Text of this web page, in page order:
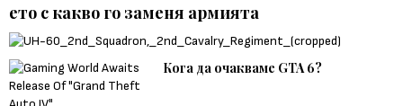
ето с какво го заменя армията
Кога да очакваме GTA 6?